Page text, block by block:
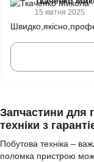
15 квітня 2025
Запчастини для
техніки з
Побутова техніка –
поломка пристрою